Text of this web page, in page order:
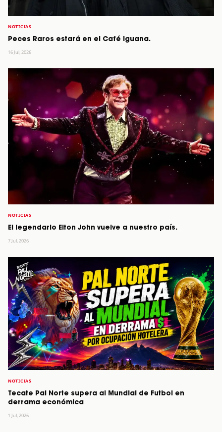
NOTICIAS
Peces Raros estará en el Café Iguana.
16 Jul, 2026
NOTICIAS
El legendario Elton John vuelve a nuestro país.
7 Jul, 2026
NOTICIAS
Tecate Pal Norte supera al Mundial de Futbol en
derrama económica
1 Jul, 2026